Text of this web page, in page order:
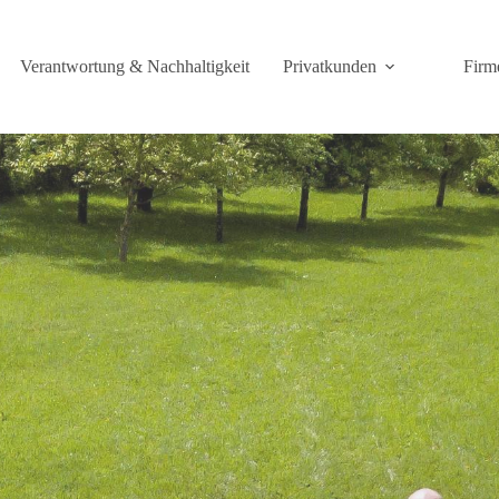
Verantwortung & Nachhaltigkeit Privatkunden